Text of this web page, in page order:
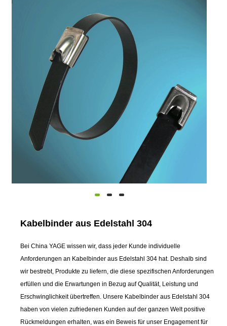
Kabelbinder aus Edelstahl 304
Bei China YAGE wissen wir, dass jeder Kunde individuelle
Anforderungen an Kabelbinder aus Edelstahl 304 hat. Deshalb sind
wir bestrebt, Produkte zu liefern, die diese spezifischen Anforderungen
erfüllen und die Erwartungen in Bezug auf Qualität, Leistung und
Erschwinglichkeit übertreffen. Unsere Kabelbinder aus Edelstahl 304
haben von vielen zufriedenen Kunden auf der ganzen Welt positive
Rückmeldungen erhalten, was ein Beweis für unser Engagement für